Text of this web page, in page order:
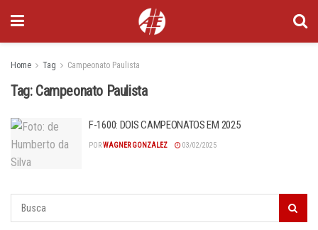
Home Tag Campeonato Paulista
Tag: Campeonato Paulista
F-1600: DOIS CAMPEONATOS EM 2025
PORWAGNER GONZALEZ 03/02/2025